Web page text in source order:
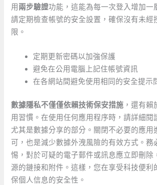
用 兩步驗證功能，這能為每一次登入增加一
請定期檢查帳號的安全設置，確保沒有未經
限。
定期更新密碼以加強保護
避免在公用電腦上記住帳號資訊
在各網站間避免使用相同的安全提示
數據隱私不僅僅依賴技術保安措施 ，還有
用習慣。在使用任何應用程序時，請詳細閱
尤其是數據分享的部分。關閉不必要的應用
可，也是減少數據外洩風險的有效方式。務
惕，對於可疑的電子郵件或訊息應立即刪除
源的鏈接和附件。這樣，您在享受科技便利
保個人信息的安全性。